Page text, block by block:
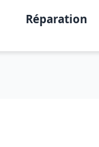
Réparation